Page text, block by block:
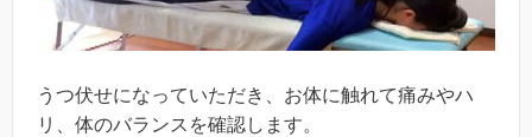
うつ伏せになっていただき、お体に触れて痛みやハ
リ、体のバランスを確認します。